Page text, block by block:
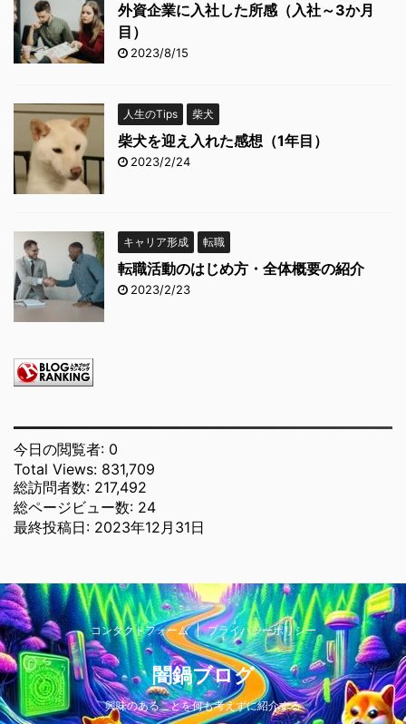
外資企業に入社した所感（入社～3か月
目）
2023/8/15
人生のTips 柴犬
柴犬を迎え入れた感想（1年目）
2023/2/24
キャリア形成 転職
転職活動のはじめ方・全体概要の紹介
2023/2/23
今日の閲覧者: 0
Total Views: 831,709
総訪問者数: 217,492
総ページビュー数: 24
最終投稿日: 2023年12月31日
コンタクトフォーム プライバシーポリシー
闇鍋ブログ
興味のあることを何も考えずに紹介する